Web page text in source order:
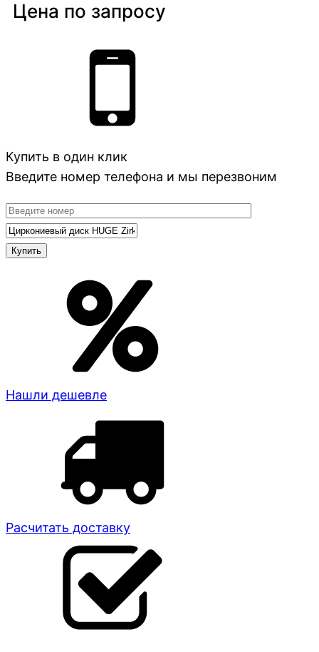
Цена по запросу
Купить в один клик
Введите номер телефона и мы перезвоним
Нашли дешевле
Расчитать доставку